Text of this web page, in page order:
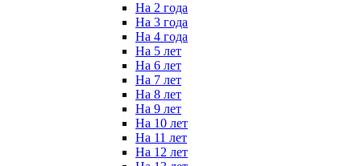
На 2 года
На 3 года
На 4 года
На 5 лет
На 6 лет
На 7 лет
На 8 лет
На 9 лет
На 10 лет
На 11 лет
На 12 лет